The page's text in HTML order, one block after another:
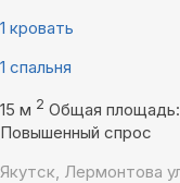
1 кровать
1 спальня
15 м 2 Общая площадь:
Повышенный спрос
Якутск, Лермонтова